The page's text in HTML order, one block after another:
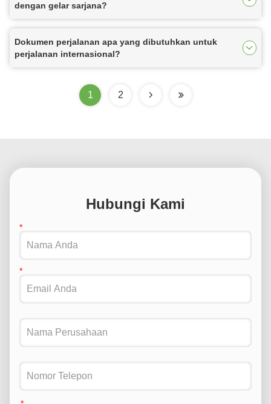
dengan gelar sarjana?
Dokumen perjalanan apa yang dibutuhkan untuk
perjalanan internasional?
1 2
Hubungi Kami